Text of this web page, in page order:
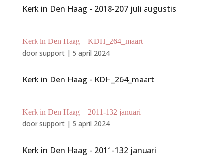
Kerk in Den Haag - 2018-207 juli augustis
Kerk in Den Haag – KDH_264_maart
door support| 5 april 2024
Kerk in Den Haag - KDH_264_maart
Kerk in Den Haag – 2011-132 januari
door support| 5 april 2024
Kerk in Den Haag - 2011-132 januari